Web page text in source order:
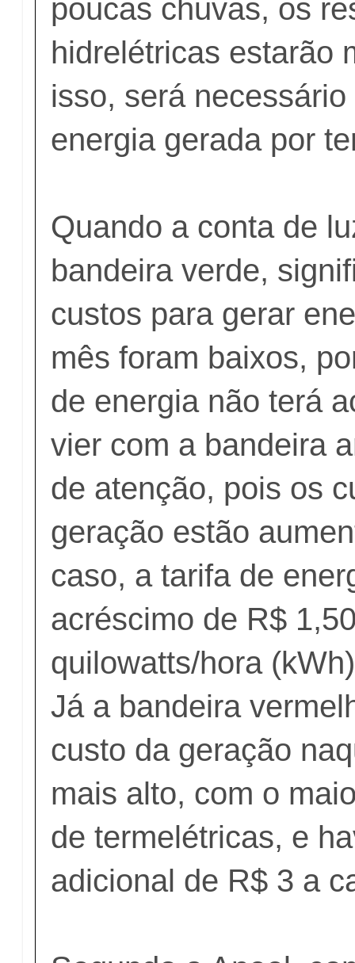
poucas chuvas, os
hidrelétricas estarão
isso, será
energia gerada por
Quando a conta de
bandeira verde,
custos para gerar
mês foram baixos,
de energia não terá
vier com a bandeira
de atenção, pois os
geração estão
caso, a tarifa de
acréscimo de R$
quilowatts/hora
Já a bandeira
custo da geração
mais alto, com o
de termelétricas, e
adicional de R$ 3 a